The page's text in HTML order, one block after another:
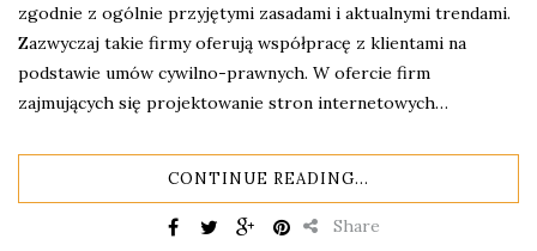
zgodnie z ogólnie przyjętymi zasadami i aktualnymi trendami.
Zazwyczaj takie firmy oferują współpracę z klientami na
podstawie umów cywilno-prawnych. W ofercie firm
zajmujących się projektowanie stron internetowych…
CONTINUE READING...
Share